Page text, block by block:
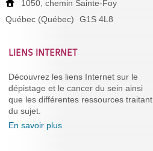
1050, chemin Sainte-Foy
Québec (Québec)
G1S 4L8
LIENS INTERNET
Découvrez les liens Internet sur le
dépistage et le cancer du sein ainsi
que les différentes ressources traitant
du sujet.
En savoir plus